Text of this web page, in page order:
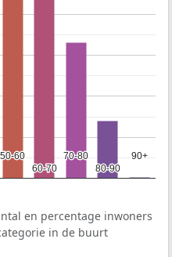
50-60
50-60
60-70
60-70
70-80
70-80
80-90
80-90
90+
90+
en percentage inwoners
in de buurt